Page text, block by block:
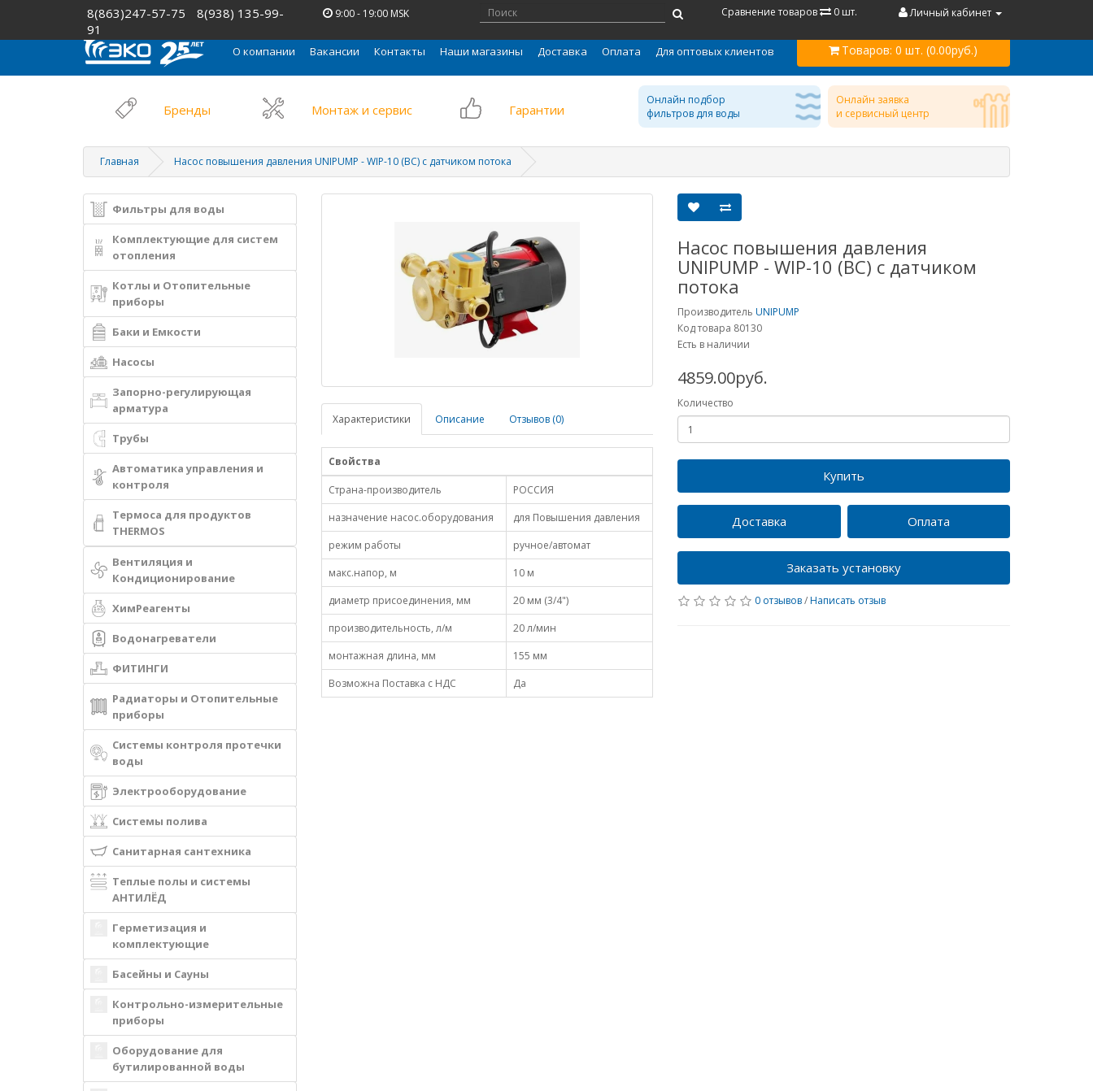
8(863)247-57-75
8(938) 135-99-
91
9:00 - 19:00 MSK Сравнение товаров 0 шт. Личный кабинет
О компании Вакансии Контакты Наши магазины Доставка Оплата Для оптовых клиентов Товаров: 0 шт. (0.00руб.)
Бренды Монтаж и сервис Гарантии
Онлайн подбор
фильтров для воды
Онлайн заявка
и сервисный центр
Главная Насос повышения давления UNIPUMP - WIP-10 (ВС) с датчиком потока
Фильтры для воды
Комплектующие для систем
отопления
Котлы и Отопительные
приборы
Баки и Емкости
Насосы
Запорно-регулирующая
арматура
Трубы
Автоматика управления и
контроля
Термоса для продуктов
THERMOS
Вентиляция и
Кондиционирование
ХимРеагенты
Водонагреватели
ФИТИНГИ
Радиаторы и Отопительные
приборы
Системы контроля протечки
воды
Электрооборудование
Системы полива
Санитарная сантехника
Теплые полы и системы
АНТИЛЁД
Герметизация и
комплектующие
Басейны и Сауны
Контрольно-измерительные
приборы
Оборудование для
бутилированной воды
Характеристики Описание Отзывов (0)
Свойства
Страна-производитель
РОССИЯ
назначение насос.оборудования
для Повышения давления
режим работы
ручное/автомат
макс.напор, м
10 м
диаметр присоединения, мм
20 мм (3/4")
производительность, л/м
20 л/мин
монтажная длина, мм
155 мм
Возможна Поставка с НДС
Да
Насос повышения давления
UNIPUMP - WIP-10 (ВС) с датчиком
потока
ПроизводительUNIPUMP
Код товара 80130
Есть в наличии
4859.00руб.
Количество
Купить
Доставка Оплата
Заказать установку
0 отзывов/Написать отзыв